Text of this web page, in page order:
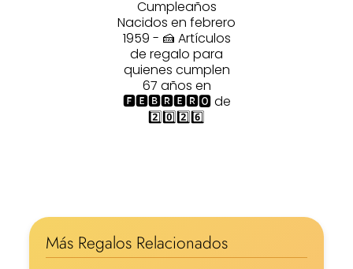
Cumpleaños
Nacidos en febrero
1959 - 🍰 Artículos
de regalo para
quienes cumplen
67 años en
🅵🅴🅱🆁🅴🆁🅾 de
2️⃣0️⃣2️⃣6️⃣
Más Regalos Relacionados